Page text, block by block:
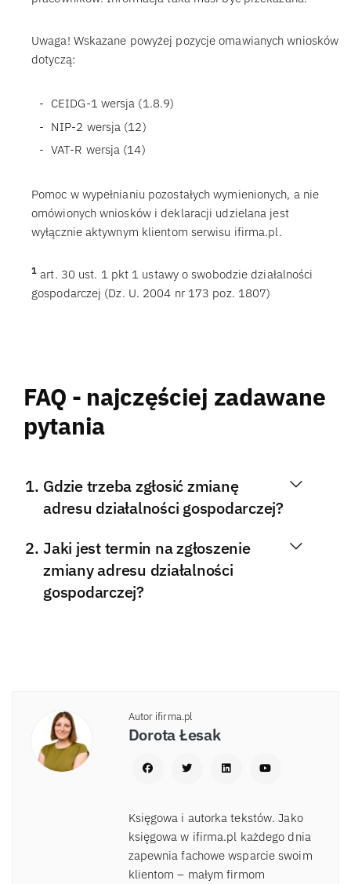
Uwaga! Wskazane powyżej pozycje omawianych wniosków
dotyczą:
CEIDG-1 wersja (1.8.9)
NIP-2 wersja (12)
VAT-R wersja (14)
Pomoc w wypełnianiu pozostałych wymienionych, a nie
omówionych wniosków i deklaracji udzielana jest
wyłącznie aktywnym klientom serwisu ifirma.pl.
1 art. 30 ust. 1 pkt 1 ustawy o swobodzie działalności
gospodarczej (Dz. U. 2004 nr 173 poz. 1807)
FAQ - najczęściej zadawane
pytania
Gdzie trzeba zgłosić zmianę
adresu działalności gospodarczej?
Jaki jest termin na zgłoszenie
zmiany adresu działalności
gospodarczej?
Autor ifirma.pl
Dorota Łesak
Księgowa i autorka tekstów. Jako
księgowa w ifirma.pl każdego dnia
zapewnia fachowe wsparcie swoim
klientom – małym firmom